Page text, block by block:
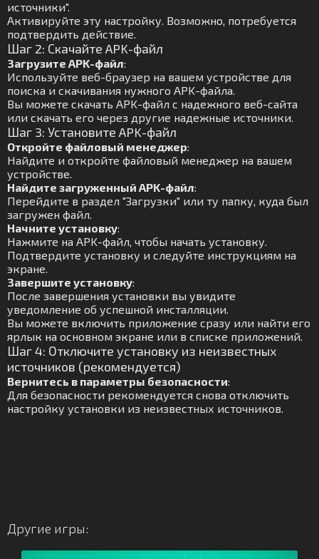
источники".
Активируйте эту настройку. Возможно, потребуется
подтвердить действие.
Шаг 2: Скачайте APK-файл
Загрузите APK-файл:
Используйте веб-браузер на вашем устройстве для
поиска и скачивания нужного APK-файла.
Вы можете скачать APK-файл с надежного веб-сайта
или скачать его через другие надежные источники.
Шаг 3: Установите APK-файл
Откройте файловый менеджер:
Найдите и откройте файловый менеджер на вашем
устройстве.
Найдите загруженный APK-файл:
Перейдите в раздел "Загрузки" или ту папку, куда был
загружен файл.
Начните установку:
Нажмите на APK-файл, чтобы начать установку.
Подтвердите установку и следуйте инструкциям на
экране.
Завершите установку:
После завершения установки вы увидите
уведомление об успешной инсталляции.
Вы можете включить приложение сразу или найти его
ярлык на основном экране или в списке приложений.
Шаг 4: Отключите установку из неизвестных
источников (рекомендуется)
Вернитесь в параметры безопасности:
Для безопасности рекомендуется снова отключить
настройку установки из неизвестных источников.
Другие игры: